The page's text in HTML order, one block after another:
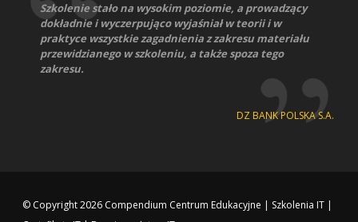
Szkolenie stało na wysokim poziomie, a prowadzący
dokładnie i wyczerpująco wyjaśniał w teorii i w
praktyce wszystkie zagadnienia z zakresu materiału
przewidzianego w szkoleniu, a także spoza tego
zakresu.
DZ BANK POLSKA S.A.
© Copyright 2026 Compendium Centrum Edukacyjne | Szkolenia IT |